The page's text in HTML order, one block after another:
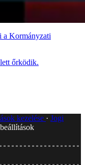
a Kormányzati
őrködik.
kezelése
Jogi